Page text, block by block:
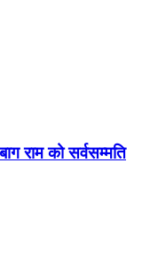
राम को सर्वसम्मति